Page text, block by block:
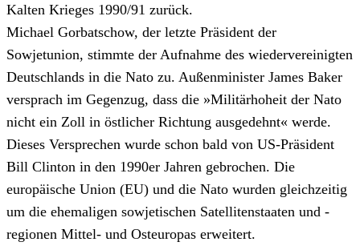
Kalten Krieges 1990/91 zurück.
Michael Gorbatschow, der letzte Präsident der
Sowjetunion, stimmte der Aufnahme des wiedervereinigten
Deutschlands in die Nato zu. Außenminister James Baker
versprach im Gegenzug, dass die »Militärhoheit der Nato
nicht ein Zoll in östlicher Richtung ausgedehnt« werde.
Dieses Versprechen wurde schon bald von US-Präsident
Bill Clinton in den 1990er Jahren gebrochen. Die
europäische Union (EU) und die Nato wurden gleichzeitig
um die ehemaligen sowjetischen Satellitenstaaten und -
regionen Mittel- und Osteuropas erweitert.